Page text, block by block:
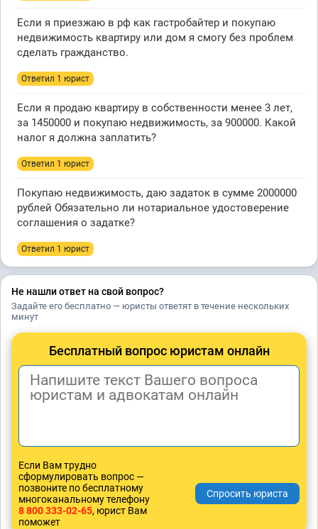
Если я приезжаю в рф как гастробайтер и покупаю
недвижимость квартиру или дом я смогу без проблем
сделать гражданство.
Ответил 1 юрист
Если я продаю квартиру в собственности менее 3 лет,
за 1450000 и покупаю недвижимость, за 900000. Какой
налог я должна заплатить?
Ответил 1 юрист
Покупаю недвижимость, даю задаток в сумме 2000000
рублей Обязательно ли нотариальное удостоверение
соглашения о задатке?
Ответил 1 юрист
Не нашли ответ на свой вопрос?
Задайте его бесплатно — юристы ответят в течение нескольких
минут
Бесплатный вопрос юристам онлайн
Если Вам трудно
сформулировать вопрос —
позвоните по бесплатному
многоканальному телефону
8 800 333-02-65, юрист Вам
поможет